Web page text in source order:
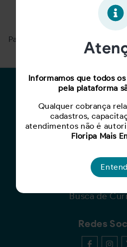
Oportunidade
Para ver mais, acesse a página
Para
Busca de
Cadastro de
Para
Busca de
Redes
Informamos que todos
pela plataforma
Qualquer cobrança
cadastros,
atendimentos não é
Floripa Mais